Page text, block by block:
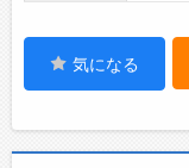
気になる